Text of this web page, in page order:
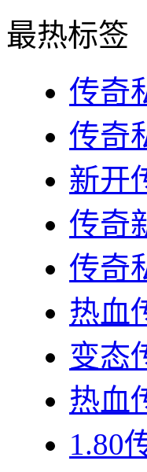
最热标签
传奇
传奇
新开
传奇
传奇
热血
变态
热血
1.80